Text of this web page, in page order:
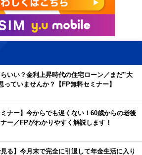
いい？金利上昇時代の住宅ローン／まだ”大
っていませんか？【FP無料セミナー】
ミナー】今からでも遅くない！60歳からの老後
ー／FPがわかりやすく解説します！
見る】今月末で完全に引退して年金生活に入り